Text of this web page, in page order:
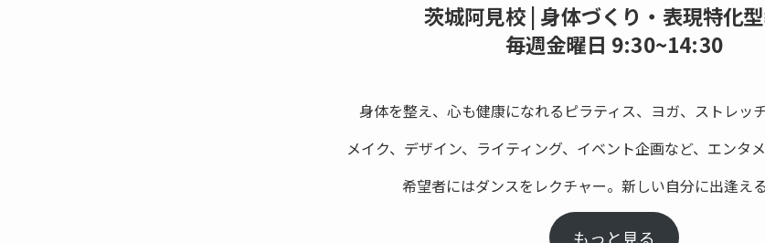
茨城阿見校 | 身体づくり・表現特化
毎週金曜日 9:30~14:30
身体を整え、心も健康になれるピラティス、ヨガ、ストレッ
メイク、デザイン、ライティング、イベント企画など、エンタ
希望者にはダンスをレクチャー。新しい自分に出逢え
もっと見る